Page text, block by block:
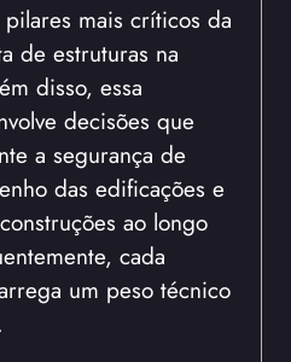
mais críticos da
de estruturas na
disso, essa
decisões que
a segurança de
das edificações e
ao longo
cada
um peso técnico